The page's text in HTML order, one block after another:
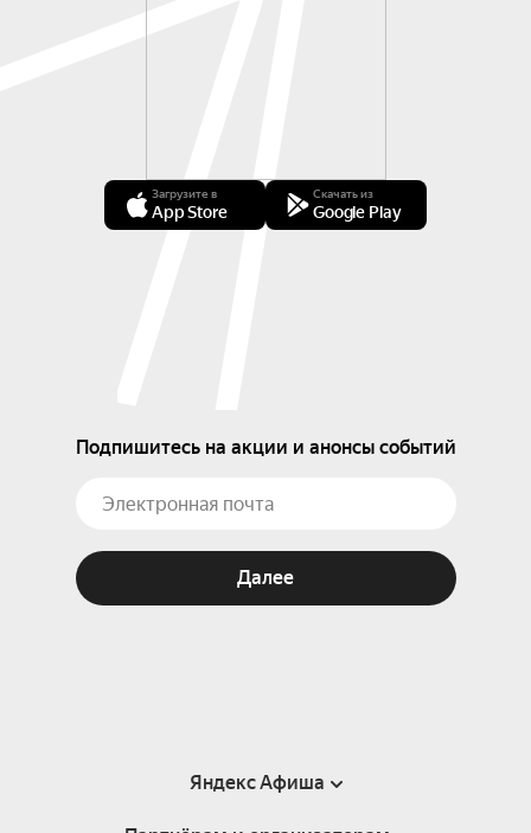
Загрузите в
App Store
Скачать из
Google Play
Подпишитесь на акции и анонсы событий
Далее
Яндекс Афиша